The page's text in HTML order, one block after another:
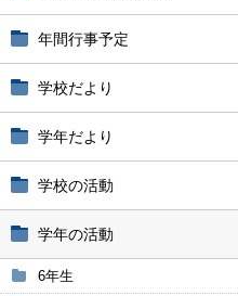
年間行事予定
学校だより
学年だより
学校の活動
学年の活動
6年生